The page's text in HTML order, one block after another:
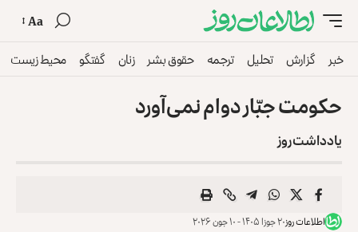
Aa
خبر گزارش تحلیل ترجمه حقوق بشر زنان گفتگو محیط زیست
حکومت جبّار دوام نمی‌آورد
یادداشت روز
اطلاعات روز۲۰ جوزا ۱۴۰۵ - ۱۰ جون ۲۰۲۶